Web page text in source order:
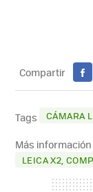
Compartir
Tags CÁMARA
Más
LEICA X2,